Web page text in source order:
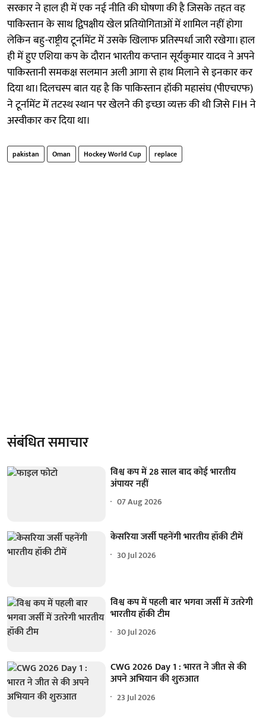
सरकार ने हाल ही में एक नई नीति की घोषणा की है जिसके तहत वह
पाकिस्तान के साथ द्विपक्षीय खेल प्रतियोगिताओं में शामिल नहीं होगा
लेकिन बहु-राष्ट्रीय टूर्नामेंट में उसके खिलाफ प्रतिस्पर्धा जारी रखेगा। हाल
ही में हुए एशिया कप के दौरान भारतीय कप्तान सूर्यकुमार यादव ने अपने
पाकिस्तानी समकक्ष सलमान अली आगा से हाथ मिलाने से इनकार कर
दिया था। दिलचस्प बात यह है कि पाकिस्तान हॉकी महासंघ (पीएचएफ)
ने टूर्नामेंट में तटस्थ स्थान पर खेलने की इच्छा व्यक्त की थी जिसे FIH ने
अस्वीकार कर दिया था।
pakistan Oman Hockey World Cup replace
संबंधित समाचार
विश्व कप में 28 साल बाद कोई भारतीय
अंपायर नहीं
07 Aug 2026
केसरिया जर्सी पहनेंगी भारतीय हॉकी टीमें
30 Jul 2026
विश्व कप में पहली बार भगवा जर्सी में उतरेगी
भारतीय हॉकी टीम
30 Jul 2026
CWG 2026 Day 1 : भारत ने जीत से की
अपने अभियान की शुरुआत
23 Jul 2026